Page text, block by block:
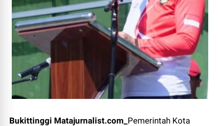
Bukittinggi Matajurnalist.com_ Pemerintah Kota